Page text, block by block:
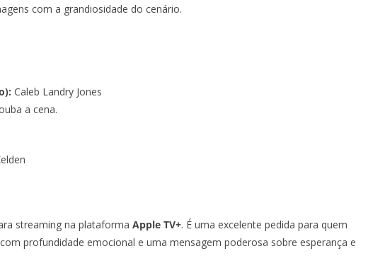
com a grandiosidade do cenário.
Caleb Landry Jones
a cena.
streaming na plataforma Apple TV+. É uma excelente pedida para quem
profundidade emocional e uma mensagem poderosa sobre esperança e